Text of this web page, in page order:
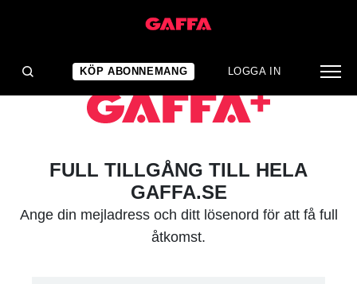
KÖP ABONNEMANG LOGGA IN
FULL TILLGÅNG TILL HELA
GAFFA.SE
Ange din mejladress och ditt lösenord för att få full
åtkomst.